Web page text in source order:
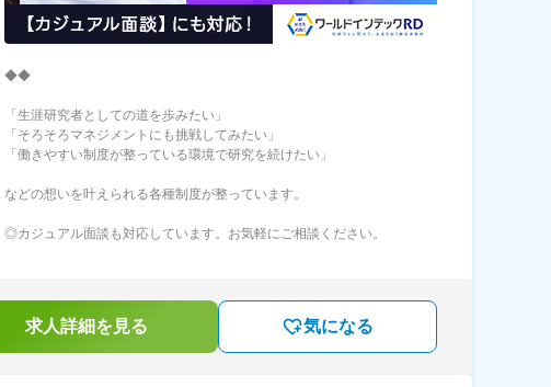
◆◆
「生涯研究者としての道を歩みたい」
「そろそろマネジメントにも挑戦してみたい」
「働きやすい制度が整っている環境で研究を続けたい」
などの想いを叶えられる各種制度が整っています。
◎カジュアル面談も対応しています。お気軽にご相談ください。
求人詳細を見る 気になる